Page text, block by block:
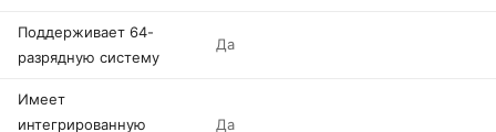
Поддерживает 64-
разрядную систему
Да
Имеет
интегрированную
Да